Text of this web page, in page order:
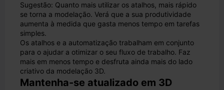
Sugestão: Quanto mais utilizar os atalhos, mais rápido
se torna a modelação. Verá que a sua produtividade
aumenta à medida que gasta menos tempo em tarefas
simples.
Os atalhos e a automatização trabalham em conjunto
para o ajudar a otimizar o seu fluxo de trabalho. Faz
mais em menos tempo e desfruta ainda mais do lado
criativo da modelação 3D.
Mantenha-se atualizado em 3D